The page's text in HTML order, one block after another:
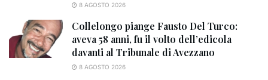
8 AGOSTO 2026
Collelongo piange Fausto Del Turco:
aveva 58 anni, fu il volto dell’edicola
davanti al Tribunale di Avezzano
8 AGOSTO 2026